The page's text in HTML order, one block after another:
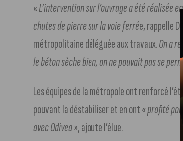
«L’intervention sur l’ouvrage a été réalisée
chutes de pierre sur la voie ferrée, rappelle
métropolitaine déléguée aux travaux.On a
le béton sèche bien, on ne pouvait pas se
Les équipes de la métropole ont renforcé
pouvant la déstabiliser et en ont «profité
avec Odivea », ajoute l’élue.